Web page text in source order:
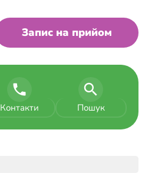
Запис на прийом
Контакти Пошук